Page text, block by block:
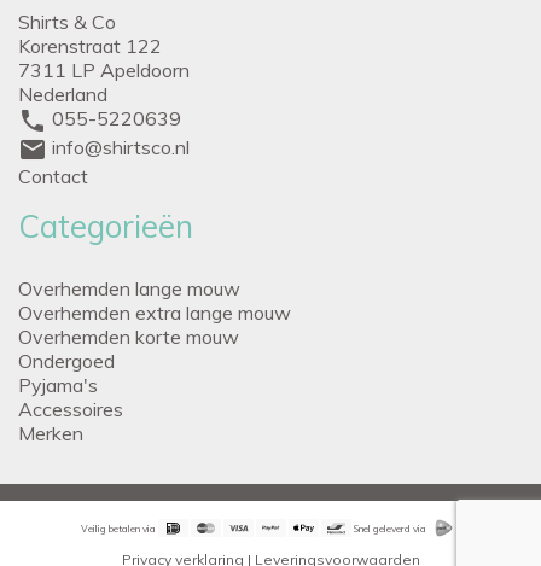
Shirts & Co
Korenstraat 122
7311 LP Apeldoorn
Nederland
phone 055-5220639
mail info@shirtsco.nl
Contact
Categorieën
Overhemden lange mouw
Overhemden extra lange mouw
Overhemden korte mouw
Ondergoed
Pyjama's
Accessoires
Merken
Veilig betalen via Snel geleverd via
Privacy verklaring | Leveringsvoorwaarden